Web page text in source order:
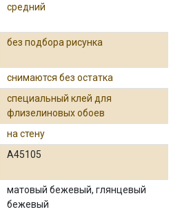
средний
без подбора рисунка
снимаются без остатка
специальный клей для
флизелиновых обоев
на стену
А45105
матовый бежевый, глянцевый
бежевый